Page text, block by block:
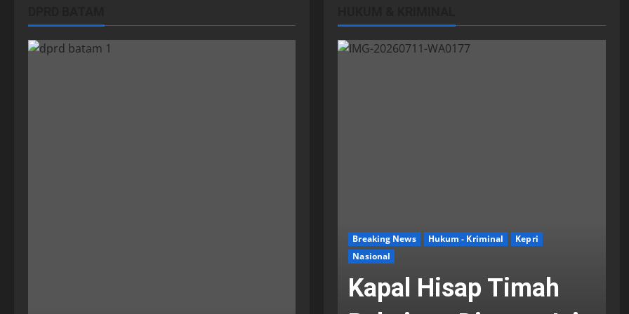
Breaking News Hukum - Kriminal
Kepri
Nasional
Kapal Hisap Timah